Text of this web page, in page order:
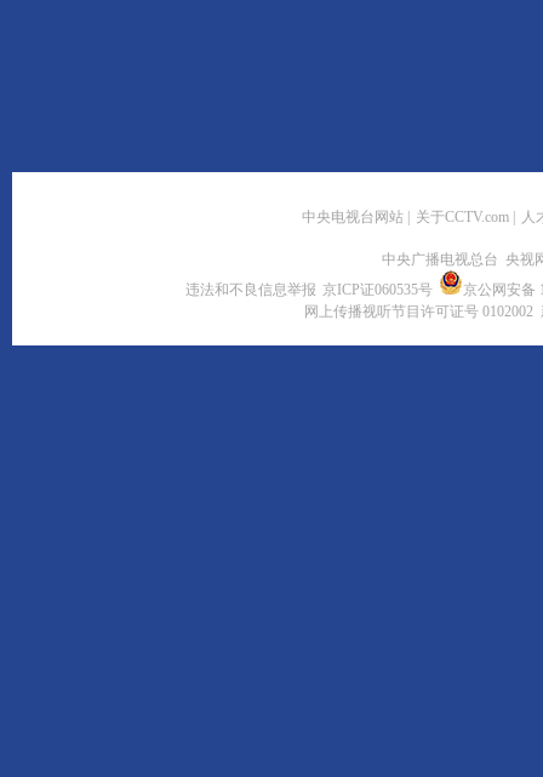
中央电视台网站 关于CCTV.com 人
中央广播电视总台 央视
违法和不良信息举报 京ICP证060535号
京公网安备
网上传播视听节目许可证号 0102002